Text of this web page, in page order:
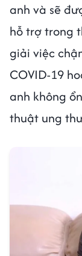
anh và sẽ
hỗ trợ trong
giải việc
COVID-19
anh không
thuật ung